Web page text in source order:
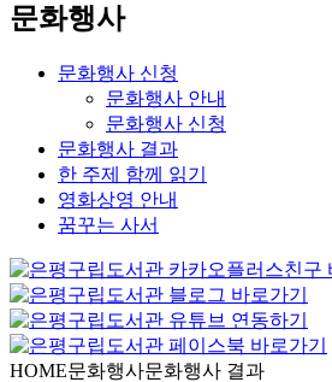
문화행사
문화행사 신청
문화행사 안내
문화행사 신청
문화행사 결과
한 주제 함께 읽기
영화상영 안내
꿈꾸는 사서
HOME문화행사문화행사 결과